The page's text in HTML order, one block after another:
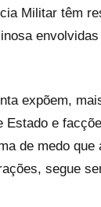
Militar têm
expõem,
e
de medo
segue